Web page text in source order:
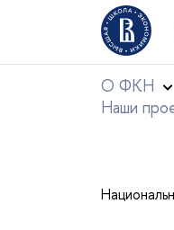
О ФКН
Наши